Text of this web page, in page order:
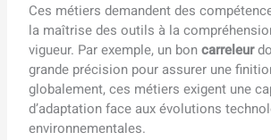
Ces métiers demandent des
la maîtrise des outils à la
vigueur. Par exemple, un boncarreleur
grande précision pour assurer une
globalement, ces métiers exigent une
d’adaptation face aux évolutions
environnementales.